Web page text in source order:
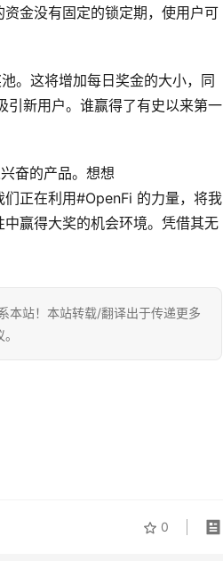
金没有固定的锁定期，使用户可
。这将增加每日奖金的大小，同
引新用户。谁赢得了有史以来第一
奋的产品。想想
正在利用#OpenFi 的力量，将我
赢得大奖的机会环境。凭借其无
本站！本站转载/翻译出于传递更多
0